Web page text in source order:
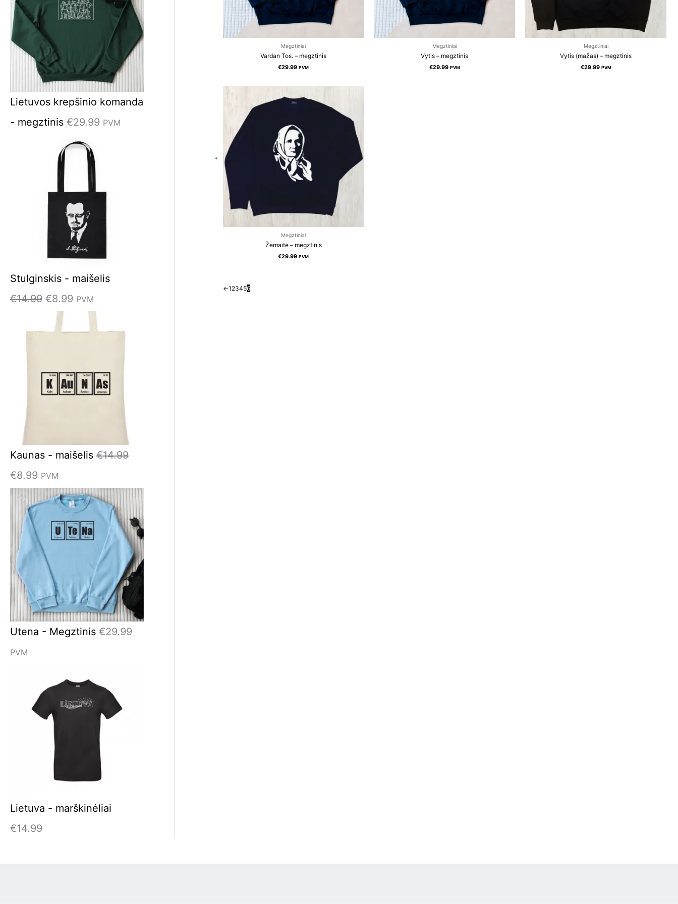
Lietuvos krepšinio komanda
- megztinis €29.99 PVM
Stulginskis - maišelis
€14.99
€
1
4
.
9
€8.99
.
.
PVM
Kaunas - maišelis €14.99
€
1
9
€8.99
.
9
9
.
PVM
Utena - Megztinis €29.99
PVM
Lietuva - marškinėliai
€14.99
Megztiniai
Vardan Tos. – megztinis
€29.99 PVM
Megztiniai
Vytis – megztinis
€29.99 PVM
Megztiniai
Vytis (mažas) – megztinis
€29.99 PVM
Megztiniai
Žemaitė – megztinis
€29.99 PVM
←1 23456